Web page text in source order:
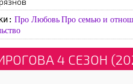
Про Любовь Про семью и
4 СЕЗОН